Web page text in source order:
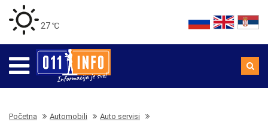
27 ℃
Početna Automobili Auto servisi